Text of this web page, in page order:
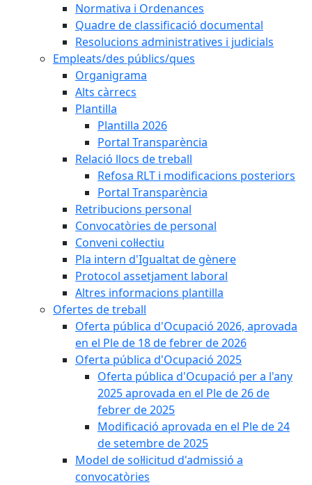
Normativa i Ordenances
Quadre de classificació documental
Resolucions administratives i judicials
Empleats/des públics/ques
Organigrama
Alts càrrecs
Plantilla
Plantilla 2026
Portal Transparència
Relació llocs de treball
Refosa RLT i modificacions posteriors
Portal Transparència
Retribucions personal
Convocatòries de personal
Conveni col·lectiu
Pla intern d'Igualtat de gènere
Protocol assetjament laboral
Altres informacions plantilla
Ofertes de treball
Oferta pública d'Ocupació 2026, aprovada
en el Ple de 18 de febrer de 2026
Oferta pública d'Ocupació 2025
Oferta pública d'Ocupació per a l'any
2025 aprovada en el Ple de 26 de
febrer de 2025
Modificació aprovada en el Ple de 24
de setembre de 2025
Model de sol·licitud d'admissió a
convocatòries